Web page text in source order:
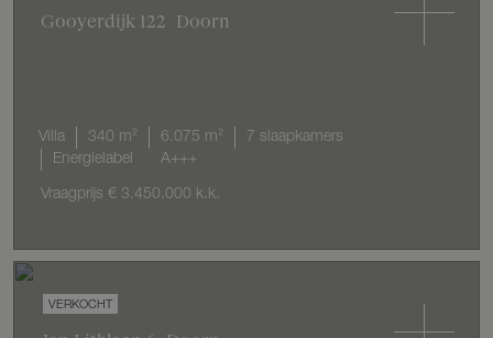
Gooyerdijk 122 Doorn
Vraagprijs € 3.450.000 k.k.
Villa 340 m² 6.075 m²
7 slaapkamers
Energielabel
A+++
VERKOCHT